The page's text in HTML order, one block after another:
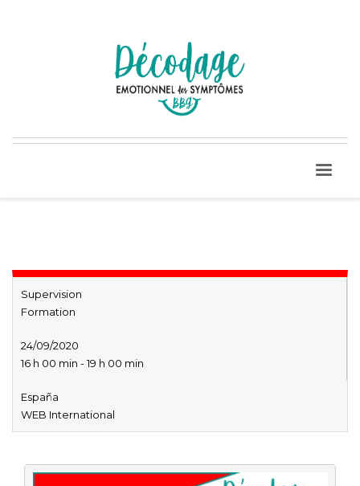
Supervision
Formation
24/09/2020
16 h 00 min - 19 h 00 min
España
WEB International